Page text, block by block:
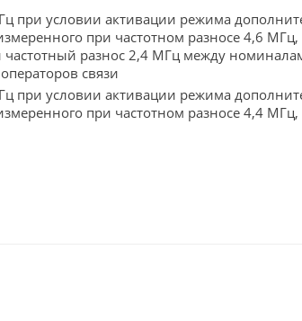
при условии активации режима
при частотном разносе 4,6
разнос 2,4 МГц между
связи
при условии активации режима
при частотном разносе 4,4